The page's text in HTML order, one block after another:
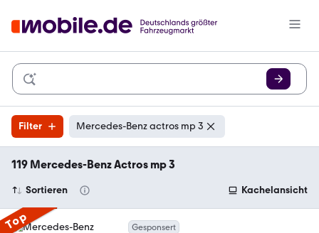
Filter Mercedes-Benz actros mp 3
119 Mercedes-Benz Actros mp 3
Sortieren Kachelansicht
Top Gesponsert